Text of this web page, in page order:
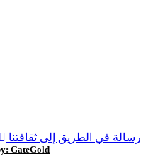
رسالة في الطريق إلى ثقافتنا
GateGold